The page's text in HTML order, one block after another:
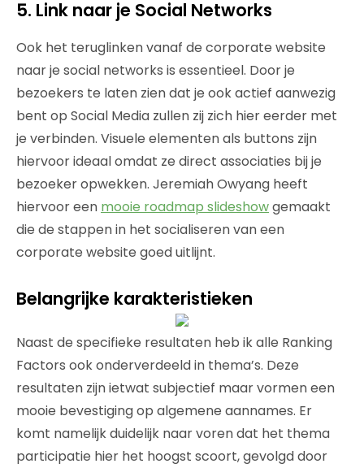
5. Link naar je Social Networks
Ook het teruglinken vanaf de corporate website
naar je social networks is essentieel. Door je
bezoekers te laten zien dat je ook actief aanwezig
bent op Social Media zullen zij zich hier eerder met
je verbinden. Visuele elementen als buttons zijn
hiervoor ideaal omdat ze direct associaties bij je
bezoeker opwekken. Jeremiah Owyang heeft
hiervoor een mooie roadmap slideshowgemaakt
die de stappen in het socialiseren van een
corporate website goed uitlijnt.
Belangrijke karakteristieken
Naast de specifieke resultaten heb ik alle Ranking
Factors ook onderverdeeld in thema’s. Deze
resultaten zijn ietwat subjectief maar vormen een
mooie bevestiging op algemene aannames. Er
komt namelijk duidelijk naar voren dat het thema
participatie hier het hoogst scoort, gevolgd door